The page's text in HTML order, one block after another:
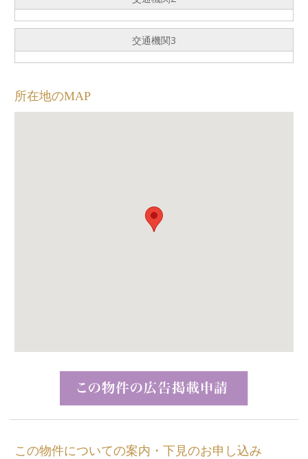
交通機関3
所在地のMAP
この物件についての案内・下見のお申し込み